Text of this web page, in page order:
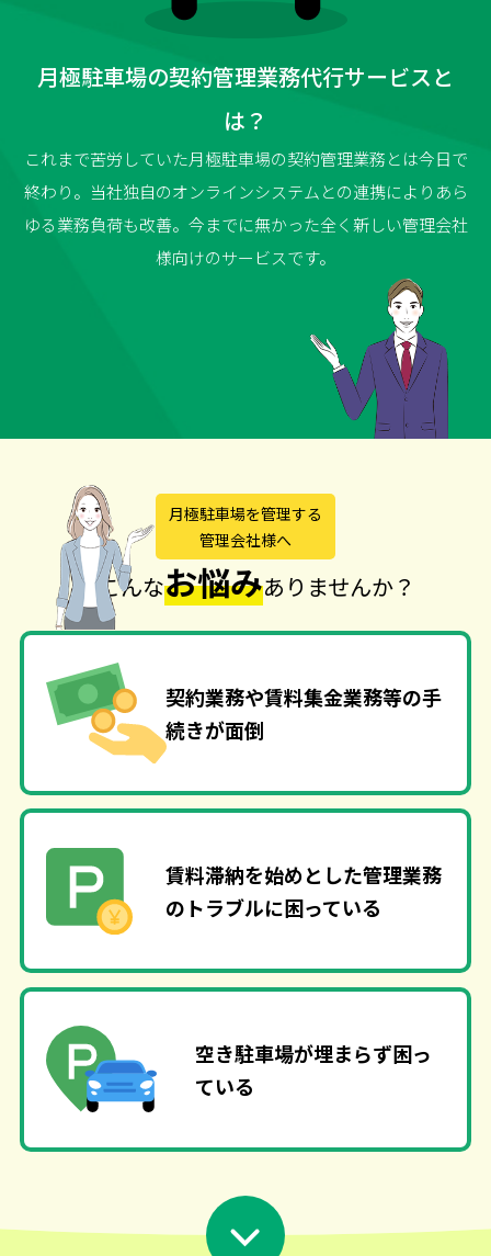
月極駐車場の契約管理業務代行サービスと
は？
これまで苦労していた月極駐車場の契約管理業務とは今日で
終わり。当社独自のオンラインシステムとの連携によりあら
ゆる業務負荷も改善。今までに無かった全く新しい管理会社
様向けのサービスです。
月極駐車場を管理する
管理会社様へ
こんなお悩みありませんか？
契約業務や賃料集金業務等の手
続きが面倒
賃料滞納を始めとした管理業務
のトラブルに困っている
空き駐車場が埋まらず困っ
ている